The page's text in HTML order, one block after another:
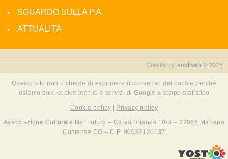
SGUARDO SULLA P.A.
ATTUALITÀ
Credits by: amdweb © 2025
Questo sito non ti chiede di esprimere il consenso dei cookie perché
usiamo solo cookie tecnici e servizi di Google a scopo statistico
Cookie policy | Privacy policy
Associazione Culturale Nel Futuro – Corso Brianza 10/B – 22066 Mariano
Comense CO – C.F. 90037120137